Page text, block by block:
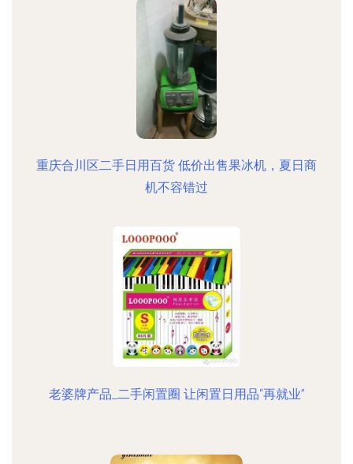
重庆合川区二手日用百货 低价出售果冰机，夏日商
机不容错过
老婆牌产品_二手闲置圈 让闲置日用品“再就业”